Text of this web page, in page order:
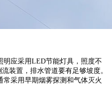
明应采用LED节能灯具，照度不
装置，排水管道要有足够坡度。
采用早期烟雾探测和气体灭火